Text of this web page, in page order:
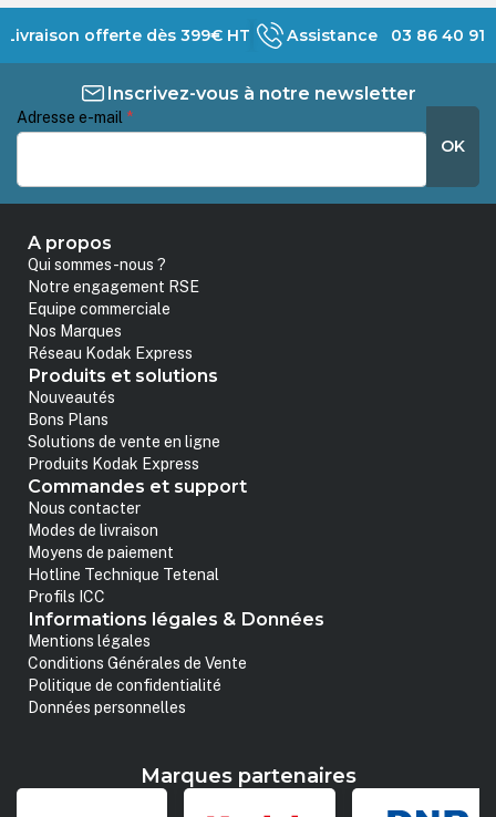
Livraison offerte dès 399€ HT Assistance 03 86 40 91
Inscrivez-vous à notre newsletter
Adresse e-mail *
OK
A propos
Qui sommes-nous ?
Notre engagement RSE
Equipe commerciale
Nos Marques
Réseau Kodak Express
Produits et solutions
Nouveautés
Bons Plans
Solutions de vente en ligne
Produits Kodak Express
Commandes et support
Nous contacter
Modes de livraison
Moyens de paiement
Hotline Technique Tetenal
Profils ICC
Informations légales & Données
Mentions légales
Conditions Générales de Vente
Politique de confidentialité
Données personnelles
Marques partenaires